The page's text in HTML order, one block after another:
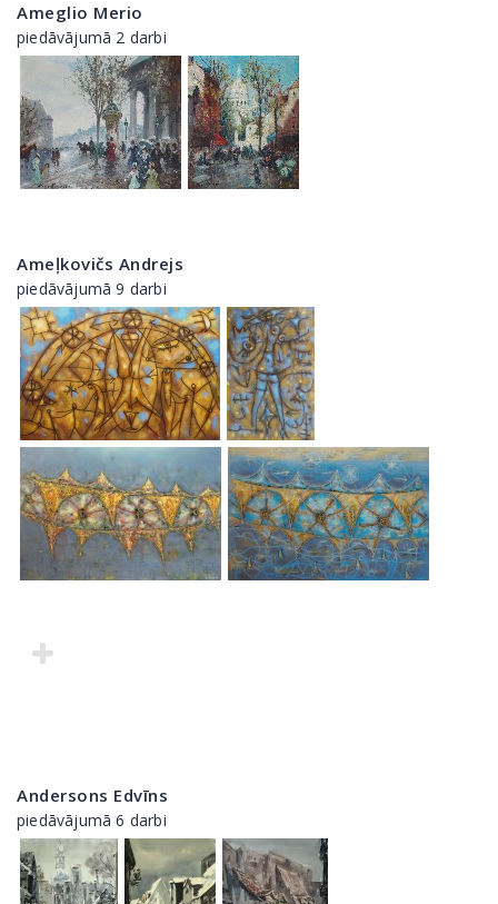
Ameglio Merio
piedāvājumā 2 darbi
Ameļkovičs Andrejs
piedāvājumā 9 darbi
Andersons Edvīns
piedāvājumā 6 darbi